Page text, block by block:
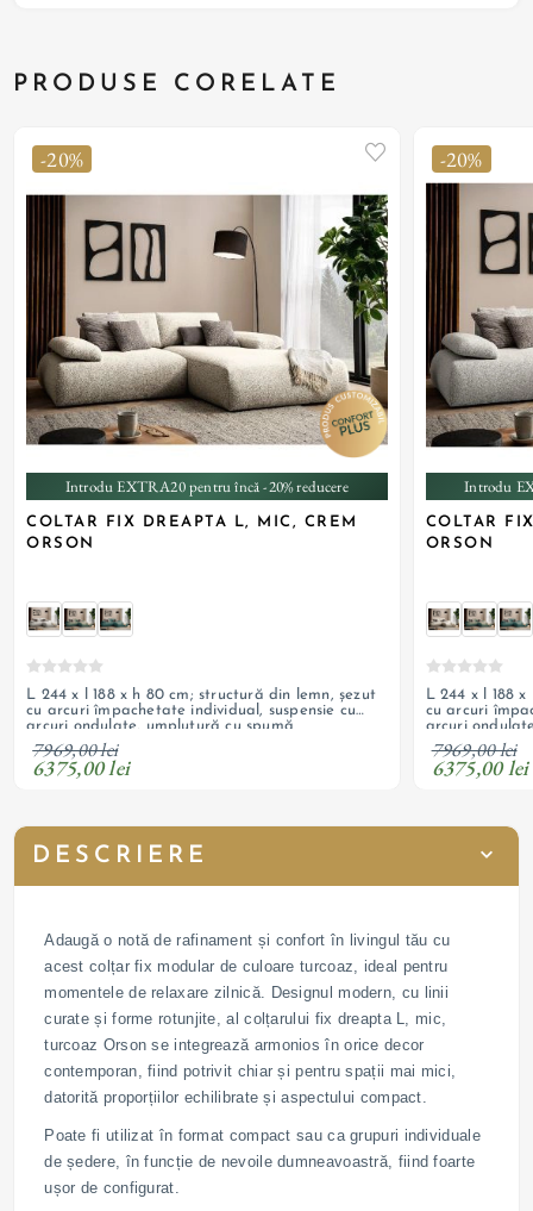
PRODUSE CORELATE
-20%
Introdu EXTRA20 pentru încă -20% reducere
COLTAR FIX DREAPTA L, MIC, CREM
ORSON
L 244 x l 188 x h 80 cm; structură din lemn, șezut
cu arcuri împachetate individual, suspensie cu
arcuri ondulate, umplutură cu spumă
poliuretanică, tapițerie din textil texturat, boucle;
spate tapițat; cotiere reglabile
7969,00 lei
6375,00 lei
-20%
Introdu
COLTAR
ORSON
L 244 x l 188
cu arcuri
arcuri
spate tapițat;
7969,00 lei
6375,00 lei
DESCRIERE
Adaugă o notă de rafinament și confort în livingul tău cu
acest colțar fix modular de culoare turcoaz, ideal pentru
momentele de relaxare zilnică. Designul modern, cu linii
curate și forme rotunjite, al colțarului fix dreapta L, mic,
turcoaz Orson se integrează armonios în orice decor
contemporan, fiind potrivit chiar și pentru spații mai mici,
datorită proporțiilor echilibrate și aspectului compact.
Poate fi utilizat în format compact sau ca grupuri individuale
de ședere, în funcție de nevoile dumneavoastră, fiind foarte
ușor de configurat.